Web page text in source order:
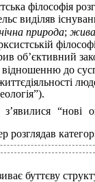
філософія
виділяв
природа;
об’єктивний
до
“нові
розглядав
буттєву